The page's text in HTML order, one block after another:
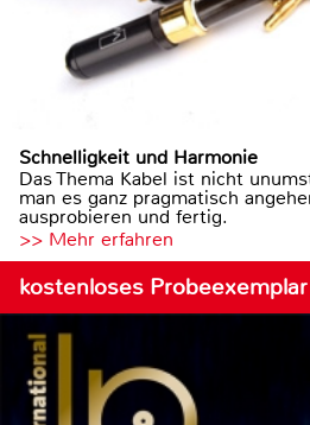
Schnelligkeit und Harmonie
Das Thema Kabel ist nicht
man es ganz pragmatisch
ausprobieren und fertig.
>> Mehr erfahren
kostenloses Probeexemplar